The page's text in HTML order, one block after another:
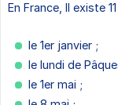
En France, Il existe
le 1er janvier ;
le lundi de
le 1er mai ;